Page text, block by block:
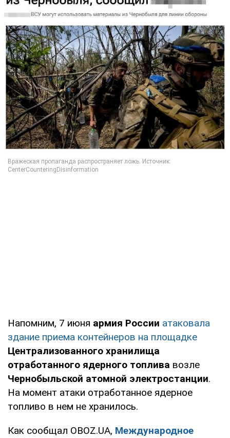
Напомним, 7 июня армия России атаковала
здание приема контейнеров на площадке
Централизованного хранилища
отработанного ядерного топлива возле
Чернобыльской атомной электростанции.
На момент атаки отработанное ядерное
топливо в нем не хранилось.
Как сообщал OBOZ.UA, Международное